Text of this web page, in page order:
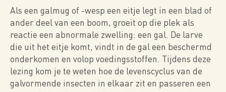
Als een galmug of -wesp een eitje legt in een blad of
ander deel van een boom, groeit op die plek als
reactie een abnormale zwelling: een gal. De larve
die uit het eitje komt, vindt in de gal een beschermd
onderkomen en volop voedingsstoffen. Tijdens deze
lezing kom je te weten hoe de levenscyclus van de
galvormende insecten in elkaar zit en passeren een